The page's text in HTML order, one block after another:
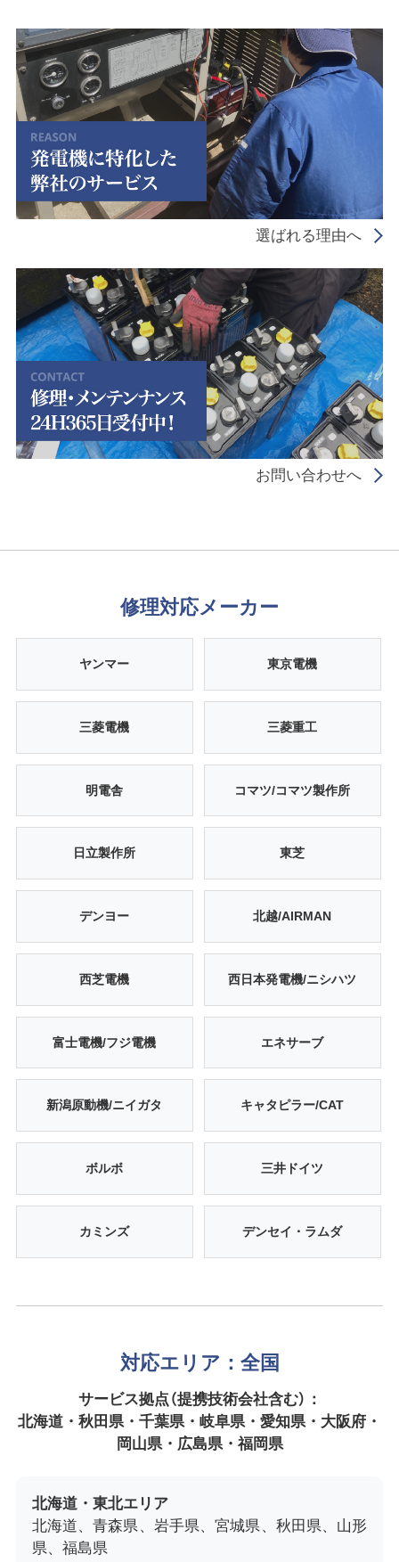
選ばれる理由へ
お問い合わせへ
修理対応メーカー
ヤンマー 東京電機
三菱電機 三菱重工
明電舎 コマツ/コマツ製作所
日立製作所 東芝
デンヨー 北越/AIRMAN
西芝電機 西日本発電機/ニシハツ
富士電機/フジ電機 エネサーブ
新潟原動機/ニイガタ キャタピラー/CAT
ボルボ 三井ドイツ
カミンズ デンセイ・ラムダ
対応エリア：全国
サービス拠点（提携技術会社含む）：
北海道・秋田県・千葉県・岐阜県・愛知県・大阪府・
岡山県・広島県・福岡県
北海道・東北エリア
北海道、青森県、岩手県、宮城県、秋田県、山形
県、福島県